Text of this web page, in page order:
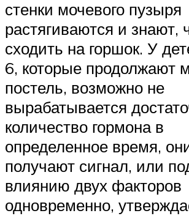
стенки мочевого пузыря
растягиваются и знают,
сходить на горшок. У
6, которые продолжают
постель, возможно не
вырабатывается
количество гормона в
определенное время,
получают сигнал, или
влиянию двух факторов
одновременно,